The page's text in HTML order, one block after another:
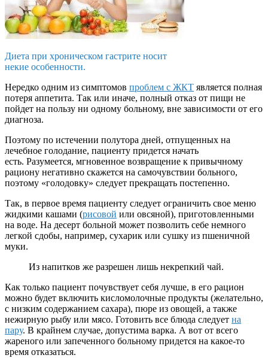
Диета при хроническом гастрите носит
некие особенности.
Нередко одним из симптомов проблем с ЖКТ является полная
потеря аппетита. Так или иначе, полный отказ от пищи не
пойдет на пользу ни одному больному, вне зависимости от его
диагноза.
Поэтому по истечении полутора дней, отпущенных на
лечебное голодание, пациенту придется начать
есть. Разумеется, мгновенное возвращение к привычному
рациону негативно скажется на самочувствии больного,
поэтому «голодовку» следует прекращать постепенно.
Так, в первое время пациенту следует ограничить свое меню
жидкими кашами (рисовой или овсяной), приготовленными
на воде. На десерт больной может позволить себе немного
легкой сдобы, например, сухарик или сушку из пшеничной
муки.
Из напитков же разрешен лишь некрепкий чай.
Как только пациент почувствует себя лучше, в его рацион
можно будет включить кисломолочные продукты (желательно,
с низким содержанием сахара), пюре из овощей, а также
нежирную рыбу или мясо. Готовить все блюда следует на
пару. В крайнем случае, допустима варка. А вот от всего
жареного или запеченного больному придется на какое-то
время отказаться.